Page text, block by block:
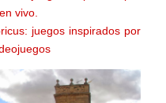
vivo.
juegos inspirados por